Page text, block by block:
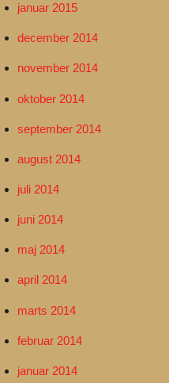
januar 2015
december 2014
november 2014
oktober 2014
september 2014
august 2014
juli 2014
juni 2014
maj 2014
april 2014
marts 2014
februar 2014
januar 2014